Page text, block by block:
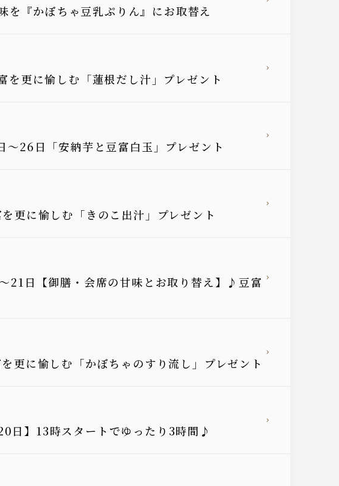
を『かぼちゃ豆乳ぷりん』にお取替え
更に愉しむ「蓮根だし汁」プレゼント
26日「安納芋と豆富白玉」プレゼント
更に愉しむ「きのこ出汁」プレゼント
21日【御膳・会席の甘味とお取り替え】♪豆富
更に愉しむ「かぼちゃのすり流し」プレゼント
日】13時スタートでゆったり3時間♪